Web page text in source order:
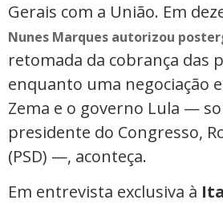
Gerais com a União. Em
Nunes Marques autorizou
retomada da cobrança das
enquanto uma negociação
Zema e o governo Lula —
presidente do Congresso,
(PSD) —, aconteça.
Em entrevista exclusiva à